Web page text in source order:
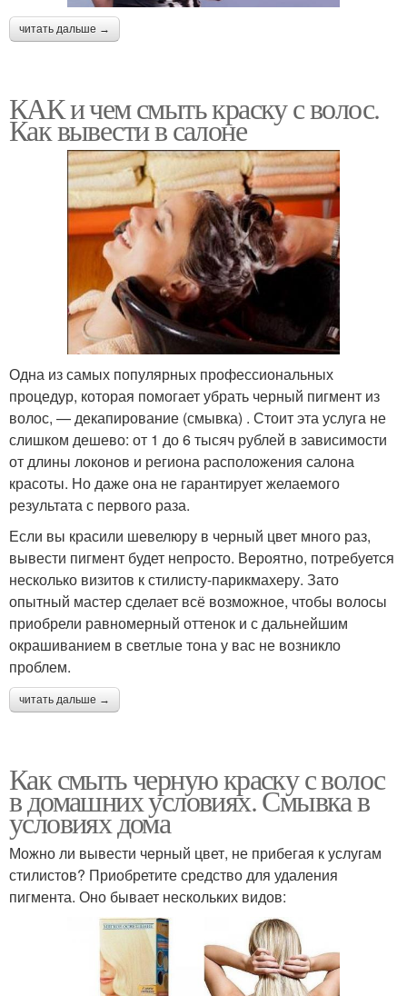
читать дальше →
КАК и чем смыть краску с волос.
Как вывести в салоне
Одна из самых популярных профессиональных
процедур, которая помогает убрать черный пигмент из
волос, — декапирование (смывка) . Стоит эта услуга не
слишком дешево: от 1 до 6 тысяч рублей в зависимости
от длины локонов и региона расположения салона
красоты. Но даже она не гарантирует желаемого
результата с первого раза.
Если вы красили шевелюру в черный цвет много раз,
вывести пигмент будет непросто. Вероятно, потребуется
несколько визитов к стилисту-парикмахеру. Зато
опытный мастер сделает всё возможное, чтобы волосы
приобрели равномерный оттенок и с дальнейшим
окрашиванием в светлые тона у вас не возникло
проблем.
читать дальше →
Как смыть черную краску с волос
в домашних условиях. Смывка в
условиях дома
Можно ли вывести черный цвет, не прибегая к услугам
стилистов? Приобретите средство для удаления
пигмента. Оно бывает нескольких видов: